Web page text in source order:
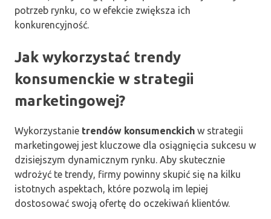
potrzeb rynku, co w efekcie zwiększa ich
konkurencyjność.
Jak wykorzystać trendy
konsumenckie w strategii
marketingowej?
Wykorzystanie trendów konsumenckich w strategii
marketingowej jest kluczowe dla osiągnięcia sukcesu w
dzisiejszym dynamicznym rynku. Aby skutecznie
wdrożyć te trendy, firmy powinny skupić się na kilku
istotnych aspektach, które pozwolą im lepiej
dostosować swoją ofertę do oczekiwań klientów.